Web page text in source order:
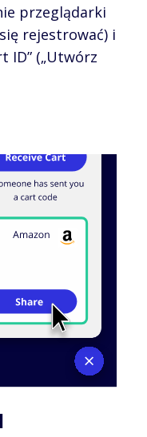
przeglądarki
rejestrować) i
ID” („Utwórz